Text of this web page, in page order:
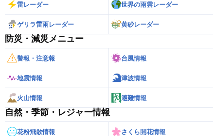
雷レーダー 世界の雨雲レーダー
ゲリラ雷雨レーダー 黄砂レーダー
防災・減災メニュー
警報・注意報 台風情報
地震情報 津波情報
火山情報 避難情報
自然・季節・レジャー情報
花粉飛散情報 さくら開花情報